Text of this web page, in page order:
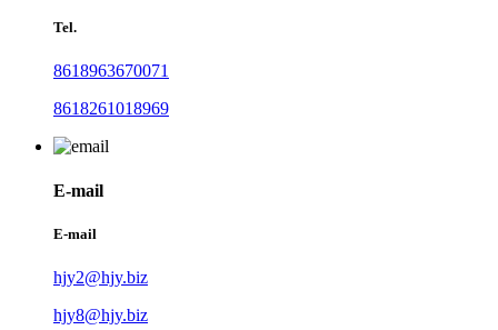
Tel.
8618963670071
8618261018969
E-mail
E-mail
hjy2@hjy.biz
hjy8@hjy.biz